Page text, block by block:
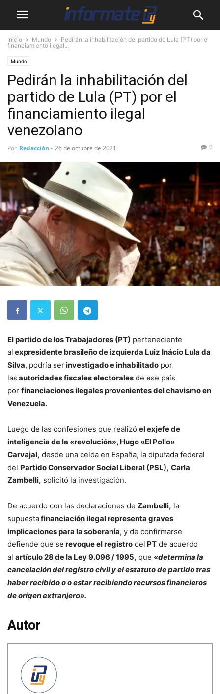
Inicio Mundo
Pedirán la inhabilitación del partido de Lula (PT) por el
financiamiento ilegal...
Mundo
Pedirán la inhabilitación del
partido de Lula (PT) por el
financiamiento ilegal
venezolano
Por Redacción - 26 de octubre de 2021 0
El partido de los Trabajadores (PT) perteneciente
al expresidente brasileño de izquierda Luiz Inácio Lula da
Silva, podría serinvestigado e inhabilitado por
las autoridades fiscales electorales de ese país
por financiaciones ilegales provenientes del chavismo en
Venezuela.
Luego de las confesiones que realizó el exjefe de
inteligencia de la «revolución», Hugo «El Pollo»
Carvajal, desde una celda en España, la diputada federal
del Partido Conservador Social Liberal (PSL), Carla
Zambelli, solicitó la investigación.
De acuerdo con las declaraciones de Zambelli, la
supuestafinanciación ilegal representa graves
implicaciones para la soberanía, y de confirmarse
defiende que se revoque el registro del PT de acuerdo
al artículo 28 de la Ley 9.096 / 1995, que «determina la
cancelación del registro civil y el estatuto de partido tras
haber recibido o o estar recibiendo recursos financieros
de origen extranjero».
Autor